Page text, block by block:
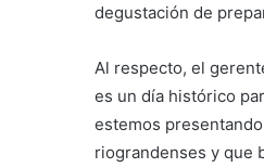
degustación de
Al respecto, el
es un día histórico
estemos
riograndenses y que